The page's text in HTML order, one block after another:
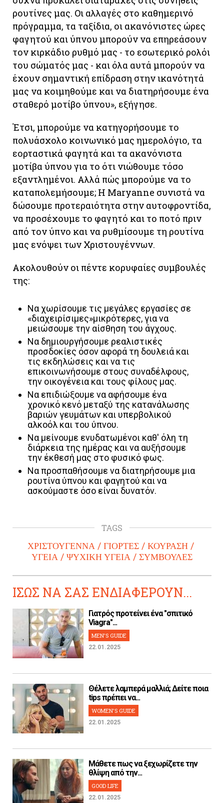
ρουτίνες μας. Οι αλλαγές στο καθημερινό
πρόγραμμα, τα ταξίδια, οι ακανόνιστες ώρες
φαγητού και ύπνου μπορούν να επηρεάσουν
τον κιρκάδιο ρυθμό μας - το εσωτερικό ρολόι
του σώματός μας - και όλα αυτά μπορούν να
έχουν σημαντική επίδραση στην ικανότητά
μας να κοιμηθούμε και να διατηρήσουμε ένα
σταθερό μοτίβο ύπνου», εξήγησε.
Έτσι, μπορούμε να κατηγορήσουμε το
πολυάσχολο κοινωνικό μας ημερολόγιο, τα
εορταστικά φαγητά και τα ακανόνιστα
μοτίβα ύπνου για το ότι νιώθουμε τόσο
εξαντλημένοι. Αλλά πώς μπορούμε να το
καταπολεμήσουμε; Η Maryanne συνιστά να
δώσουμε προτεραιότητα στην αυτοφροντίδα,
να προσέχουμε το φαγητό και το ποτό πριν
από τον ύπνο και να ρυθμίσουμε τη ρουτίνα
μας ενόψει των Χριστουγέννων.
Ακολουθούν οι πέντε κορυφαίες συμβουλές
της:
Να χωρίσουμε τις μεγάλες εργασίες σε
«διαχειρίσιμες»μικρότερες, για να
μειώσουμε την αίσθηση του άγχους.
Να δημιουργήσουμε ρεαλιστικές
προσδοκίες όσον αφορά τη δουλειά και
τις εκδηλώσεις και να τις
επικοινωνήσουμε στους συναδέλφους,
την οικογένεια και τους φίλους μας.
Να επιδιώξουμε να αφήσουμε ένα
χρονικό κενό μεταξύ της κατανάλωσης
βαριών γευμάτων και υπερβολικού
αλκοόλ και του ύπνου.
Να μείνουμε ενυδατωμένοι καθ' όλη τη
διάρκεια της ημέρας και να αυξήσουμε
την έκθεσή μας στο φυσικό φως.
Να προσπαθήσουμε να διατηρήσουμε μια
ρουτίνα ύπνου και φαγητού και να
ασκούμαστε όσο είναι δυνατόν.
TAGS
ΧΡΙΣΤΟΥΓΕΝΝΑ ΓΙΟΡΤΕΣ
ΚΟΥΡΑΣΗ
ΥΓΕΙΑ
ΨΥΧΙΚΗ ΥΓΕΙΑ ΣΥΜΒΟΥΛΕΣ
ΙΣΩΣ ΝΑ ΣΑΣ ΕΝΔΙΑΦΕΡΟΥΝ...
Γιατρός προτείνει ένα "σπιτικό
Viagra"...
MEN'S GUIDE
22.01.2025
Θέλετε λαμπερά μαλλιά; Δείτε ποια
tips πρέπει να...
WOMEN'S GUIDE
22.01.2025
Μάθετε πως να ξεχωρίζετε την
θλίψη από την...
GOOD LIFE
22.01.2025